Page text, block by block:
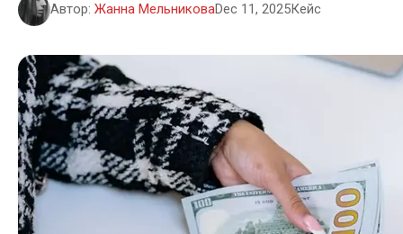
Автор: Жанна МельниковаDec 11, 2025Кейс